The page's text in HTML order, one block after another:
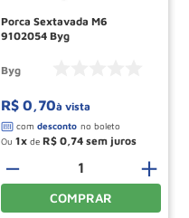
Porca Sextavada M6
9102054 Byg
Byg
R$ 0 70à vista
Ou 1 de R$ 0 74
＋
－
COMPRAR